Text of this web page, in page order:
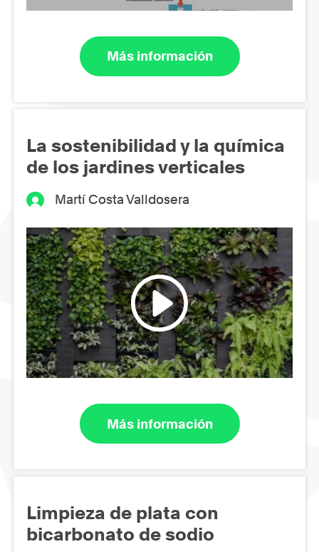
Más información
La sostenibilidad y la química
de los jardines verticales
Martí Costa Valldosera
Más información
Limpieza de plata con
bicarbonato de sodio